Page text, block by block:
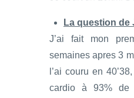
La question de
J’ai fait mon
semaines apres 3
l’ai couru en
cardio à 93%